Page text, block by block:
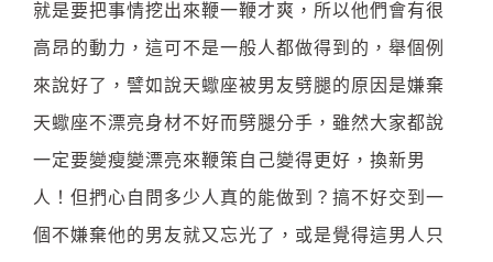
就是要把事情挖出來鞭一鞭才爽，所以他們會有很
高昂的動力，這可不是一般人都做得到的，舉個例
來說好了，譬如說天蠍座被男友劈腿的原因是嫌棄
天蠍座不漂亮身材不好而劈腿分手，雖然大家都說
一定要變瘦變漂亮來鞭策自己變得更好，換新男
人！但捫心自問多少人真的能做到？搞不好交到一
個不嫌棄他的男友就又忘光了，或是覺得這男人只